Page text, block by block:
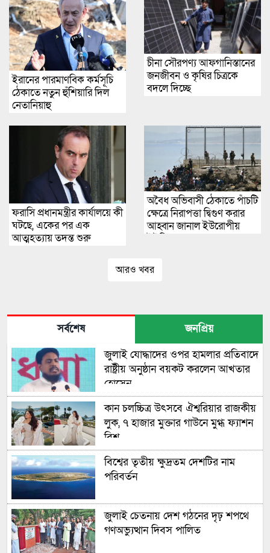
ইরানের পারমাণবিক কর্মসূচি
ঠেকাতে নতুন হুঁশিয়ারি দিল
নেতানিয়াহু
চীনা সৌরপণ্য আফগানিস্তানের
জনজীবন ও কৃষির চিত্রকে
বদলে দিচ্ছে
ফরাসি প্রধানমন্ত্রীর কার্যালয়ে কী
ঘটছে, একের পর এক
আত্মহত্যায় তদন্ত শুরু
অবৈধ অভিবাসী ঠেকাতে পাঁচটি
ক্ষেত্রে নিরাপত্তা দ্বিগুণ করার
আহ্বান জানাল ইউরোপীয়
আরও খবর
সর্বশেষ জনপ্রিয়
জুলাই যোদ্ধাদের ওপর হামলার প্রতিবাদে
রাষ্ট্রীয় অনুষ্ঠান বয়কট করলেন আখতার
হোসেন
কান চলচ্চিত্র উৎসবে ঐশ্বরিয়ার রাজকীয়
লুক, ৭ হাজার মুক্তার গাউনে মুগ্ধ ফ্যাশন
বিশ্ব
বিশ্বের তৃতীয় ক্ষুদ্রতম দেশটির নাম
পরিবর্তন
জুলাই চেতনায় দেশ গঠনের দৃঢ় শপথে
গণঅভ্যুত্থান দিবস পালিত